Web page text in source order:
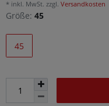
* inkl. MwSt. zzgl. Versandkosten
Größe: 45
45